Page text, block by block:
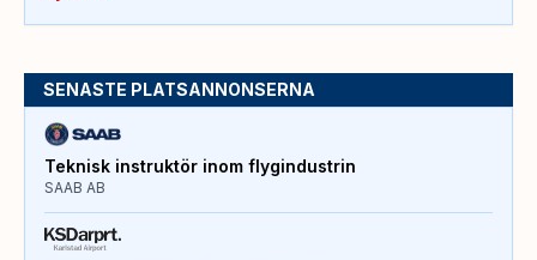
SENASTE PLATSANNONSERNA
Teknisk instruktör inom flygindustrin
SAAB AB